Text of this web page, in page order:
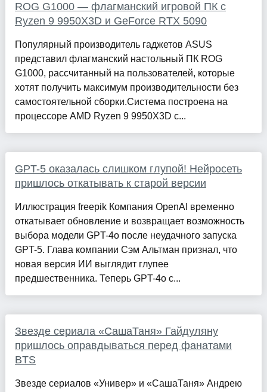
ROG G1000 — флагманский игровой ПК с
Ryzen 9 9950X3D и GeForce RTX 5090
Популярный производитель гаджетов ASUS
представил флагманский настольный ПК ROG
G1000, рассчитанный на пользователей, которые
хотят получить максимум производительности без
самостоятельной сборки.Система построена на
процессоре AMD Ryzen 9 9950X3D с...
GPT-5 оказалась слишком глупой! Нейросеть
пришлось откатывать к старой версии
Иллюстрация freepik Компания OpenAI временно
откатывает обновление и возвращает возможность
выбора модели GPT-4o после неудачного запуска
GPT-5. Глава компании Сэм Альтман признал, что
новая версия ИИ выглядит глупее
предшественника. Теперь GPT-4o с...
Звезде сериала «СашаТаня» Гайдуляну
пришлось оправдываться перед фанатами
BTS
Звезде сериалов «Универ» и «СашаТаня» Андрею